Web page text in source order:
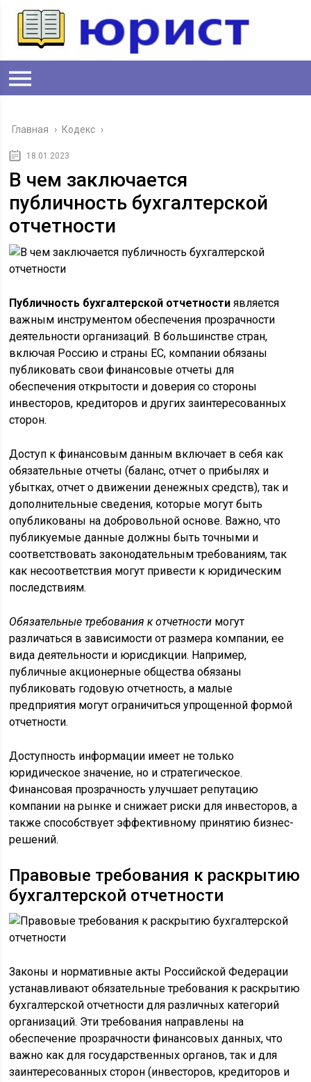
Главная › Кодекс ›
18.01.2023
В чем заключается
публичность бухгалтерской
отчетности
Публичность бухгалтерской отчетности является
важным инструментом обеспечения прозрачности
деятельности организаций. В большинстве стран,
включая Россию и страны ЕС, компании обязаны
публиковать свои финансовые отчеты для
обеспечения открытости и доверия со стороны
инвесторов, кредиторов и других заинтересованных
сторон.
Доступ к финансовым данным включает в себя как
обязательные отчеты (баланс, отчет о прибылях и
убытках, отчет о движении денежных средств), так и
дополнительные сведения, которые могут быть
опубликованы на добровольной основе. Важно, что
публикуемые данные должны быть точными и
соответствовать законодательным требованиям, так
как несоответствия могут привести к юридическим
последствиям.
Обязательные требования к отчетности могут
различаться в зависимости от размера компании, ее
вида деятельности и юрисдикции. Например,
публичные акционерные общества обязаны
публиковать годовую отчетность, а малые
предприятия могут ограничиться упрощенной формой
отчетности.
Доступность информации имеет не только
юридическое значение, но и стратегическое.
Финансовая прозрачность улучшает репутацию
компании на рынке и снижает риски для инвесторов, а
также способствует эффективному принятию бизнес-
решений.
Правовые требования к раскрытию
бухгалтерской отчетности
Законы и нормативные акты Российской Федерации
устанавливают обязательные требования к раскрытию
бухгалтерской отчетности для различных категорий
организаций. Эти требования направлены на
обеспечение прозрачности финансовых данных, что
важно как для государственных органов, так и для
заинтересованных сторон (инвесторов, кредиторов и